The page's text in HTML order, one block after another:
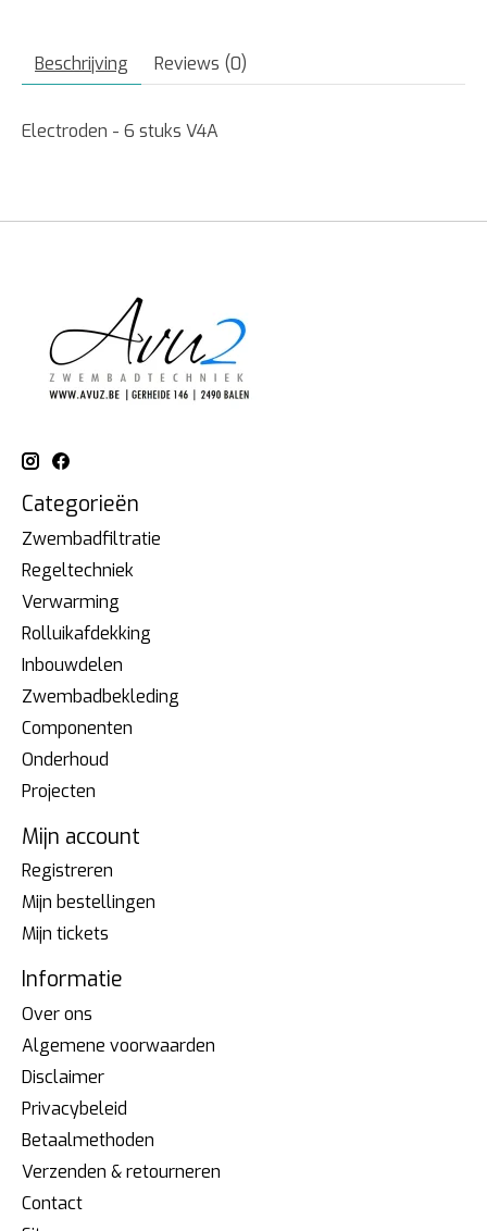
Beschrijving Reviews (0)
Electroden - 6 stuks V4A
Categorieën
Zwembadfiltratie
Regeltechniek
Verwarming
Rolluikafdekking
Inbouwdelen
Zwembadbekleding
Componenten
Onderhoud
Projecten
Mijn account
Registreren
Mijn bestellingen
Mijn tickets
Informatie
Over ons
Algemene voorwaarden
Disclaimer
Privacybeleid
Betaalmethoden
Verzenden & retourneren
Contact